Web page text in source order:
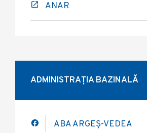
ANAR
ADMINISTRAȚIA BAZINALĂ
ABA ARGEȘ-VEDEA